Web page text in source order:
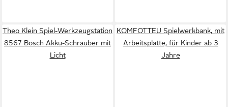
Theo Klein Spiel-Werkzeugstation
8567 Bosch Akku-Schrauber mit
Licht
KOMFOTTEU Spielwerkbank, mit
Arbeitsplatte, für Kinder ab 3
Jahre